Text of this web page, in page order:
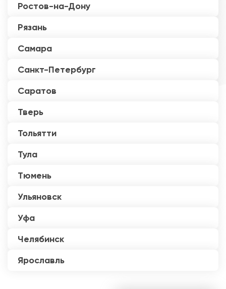
Ростов-на-Дону
Рязань
Самара
Санкт-Петербург
Саратов
Тверь
Тольятти
Тула
Тюмень
Ульяновск
Уфа
Челябинск
Ярославль